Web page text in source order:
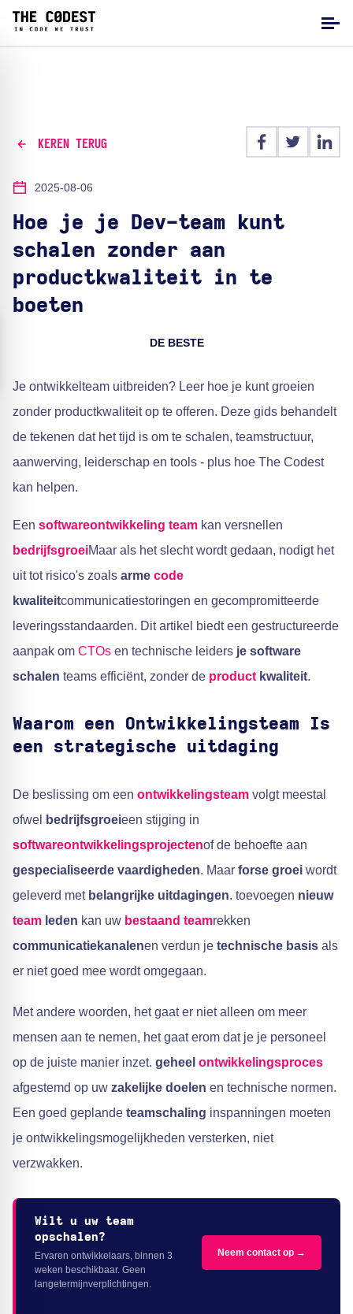
KEREN TERUG
2025-08-06
Hoe je je Dev-team kunt
schalen zonder aan
productkwaliteit in te
boeten
DE BESTE
Je ontwikkelteam uitbreiden? Leer hoe je kunt groeien
zonder productkwaliteit op te offeren. Deze gids behandelt
de tekenen dat het tijd is om te schalen, teamstructuur,
aanwerving, leiderschap en tools - plus hoe The Codest
kan helpen.
Een softwareontwikkeling team kan versnellen
bedrijfsgroeiMaar als het slecht wordt gedaan, nodigt het
uit tot risico's zoals arme code
kwaliteitcommunicatiestoringen en gecompromitteerde
leveringsstandaarden. Dit artikel biedt een gestructureerde
aanpak om CTOs en technische leiders je software
schalen teams efficiënt, zonder de product kwaliteit.
Waarom een Ontwikkelingsteam Is
een strategische uitdaging
De beslissing om een ontwikkelingsteam volgt meestal
ofwel
bedrijfsgroeieen stijging in
softwareontwikkelingsprojectenof de behoefte aan
gespecialiseerde vaardigheden. Maar forse groei wordt
geleverd met belangrijke uitdagingen. toevoegen nieuw
team leden kan uw bestaand teamrekken
communicatiekanalenen verdun je technische basis als
er niet goed mee wordt omgegaan.
Met andere woorden, het gaat er niet alleen om meer
mensen aan te nemen, het gaat erom dat je je personeel
op de juiste manier inzet. geheel ontwikkelingsproces
afgestemd op uw zakelijke doelen en technische normen.
Een goed geplande teamschaling inspanningen moeten
je ontwikkelingsmogelijkheden versterken, niet
verzwakken.
Wilt u uw team
opschalen?
Ervaren ontwikkelaars, binnen 3
weken beschikbaar. Geen
langetermijnverplichtingen.
Neem contact op →